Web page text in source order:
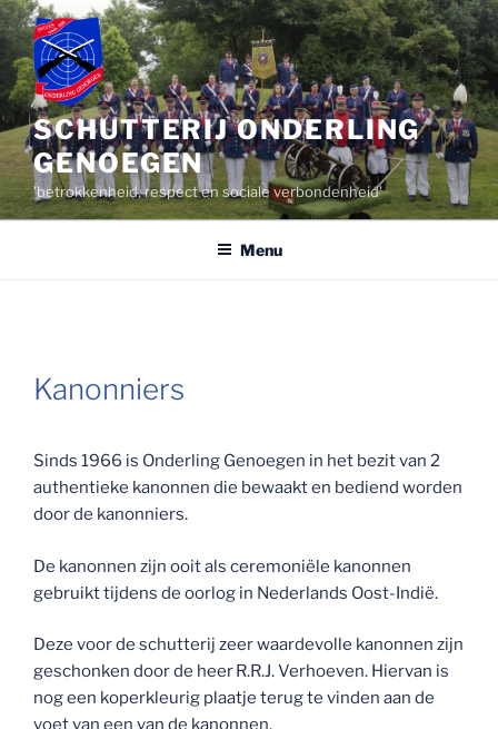
Ga
naar
de
inhoud
SCHUTTERIJ ONDERLING
GENOEGEN
'betrokkenheid, respect en sociale verbondenheid'
Menu
Kanonniers
Sinds 1966 is Onderling Genoegen in het bezit van 2
authentieke kanonnen die bewaakt en bediend worden
door de kanonniers.
De kanonnen zijn ooit als ceremoniële kanonnen
gebruikt tijdens de oorlog in Nederlands Oost-Indië.
Deze voor de schutterij zeer waardevolle kanonnen zijn
geschonken door de heer R.R.J. Verhoeven. Hiervan is
nog een koperkleurig plaatje terug te vinden aan de